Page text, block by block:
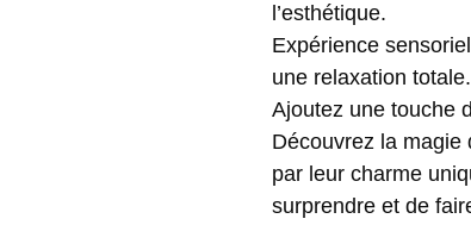
l’esthétique.
Expérience
une relaxation totale.
Ajoutez une touche
Découvrez la magie
par leur charme
surprendre et de